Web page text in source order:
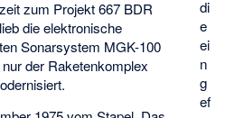
di
e
ei
n
g
ef
zum Projekt 667 BDR
die elektronische
Sonarsystem MGK-100
der Raketenkomplex